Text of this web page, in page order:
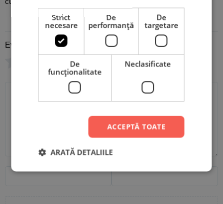
cu o poză
Evaluare
0/5
Strict
necesare
De
performanță
De
targetare
De
funcţionalitate
Neclasificate
ACCEPTĂ TOATE
ARATĂ DETALIILE